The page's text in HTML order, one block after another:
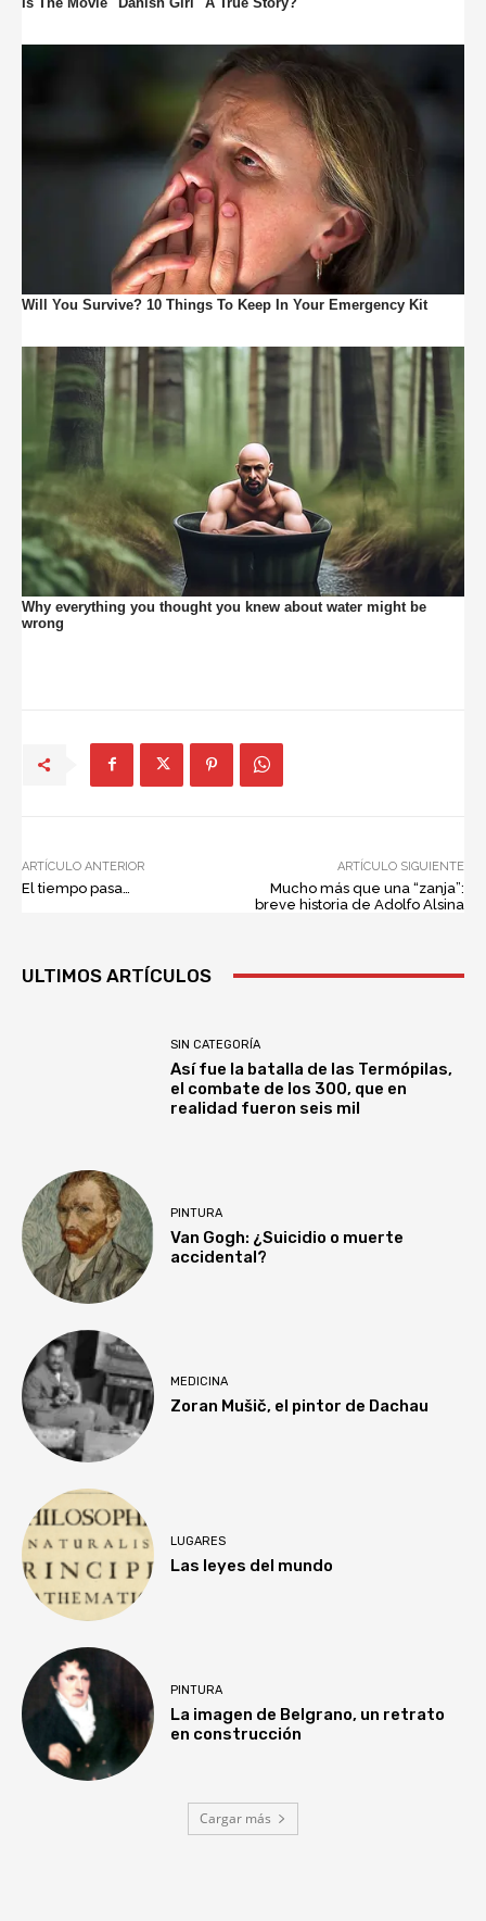
ARTÍCULO ANTERIOR
El tiempo pasa…
ARTÍCULO SIGUIENTE
Mucho más que una “zanja”:
breve historia de Adolfo Alsina
ULTIMOS ARTÍCULOS
SIN CATEGORÍA
Así fue la batalla de las Termópilas,
el combate de los 300, que en
realidad fueron seis mil
PINTURA
Van Gogh: ¿Suicidio o muerte
accidental?
MEDICINA
Zoran Mušič, el pintor de Dachau
LUGARES
Las leyes del mundo
PINTURA
La imagen de Belgrano, un retrato
en construcción
Cargar más